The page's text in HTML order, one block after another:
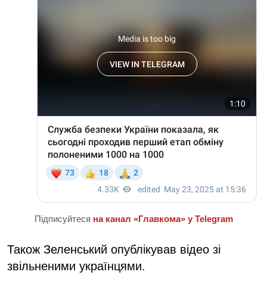
Підписуйтеся на канал «Главкома» у Telegram
Також Зеленський опублікував відео зі
звільненими українцями.